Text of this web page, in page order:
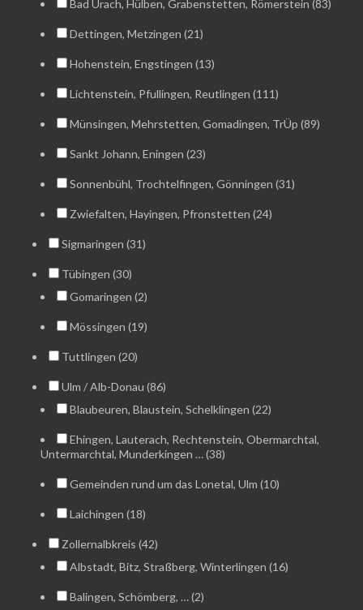
Bad Urach, Hülben, Grabenstetten, Römerstein (83)
Dettingen, Metzingen (21)
Hohenstein, Engstingen (13)
Lichtenstein, Pfullingen, Reutlingen (111)
Münsingen, Mehrstetten, Gomadingen, TrÜp (89)
Sankt Johann, Eningen (23)
Sonnenbühl, Trochtelfingen, Gönningen (31)
Zwiefalten, Hayingen, Pfronstetten (24)
Sigmaringen (31)
Tübingen (30)
Gomaringen (2)
Mössingen (19)
Tuttlingen (20)
Ulm / Alb-Donau (86)
Blaubeuren, Blaustein, Schelklingen (22)
Ehingen, Lauterach, Rechtenstein, Obermarchtal,
Untermarchtal, Munderkingen … (38)
Gemeinden rund um das Lonetal, Ulm (10)
Laichingen (18)
Zollernalbkreis (42)
Albstadt, Bitz, Straßberg, Winterlingen (16)
Balingen, Schömberg, … (2)